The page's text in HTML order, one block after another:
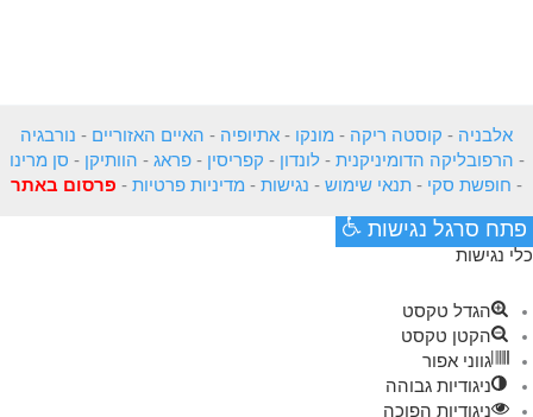
אלבניה - קוסטה ריקה - מונקו - אתיופיה - האיים האזוריים - נורבגיה
- הרפובליקה הדומיניקנית -לונדון - קפריסין -פראג - הוותיקן - סן מרינו
- חופשת סקי - תנאי שימוש - נגישות - מדיניות פרטיות - פרסום באתר
פתח סרגל נגישות
כלי נגישות
הגדל טקסט
הקטן טקסט
גווני אפור
ניגודיות גבוהה
ניגודיות הפוכה